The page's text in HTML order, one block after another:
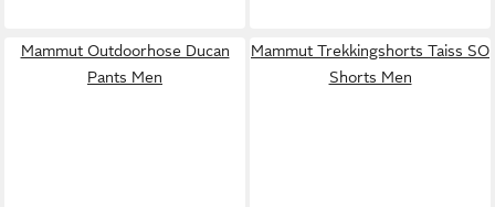
Mammut Outdoorhose Ducan
Pants Men
Mammut Trekkingshorts Taiss SO
Shorts Men